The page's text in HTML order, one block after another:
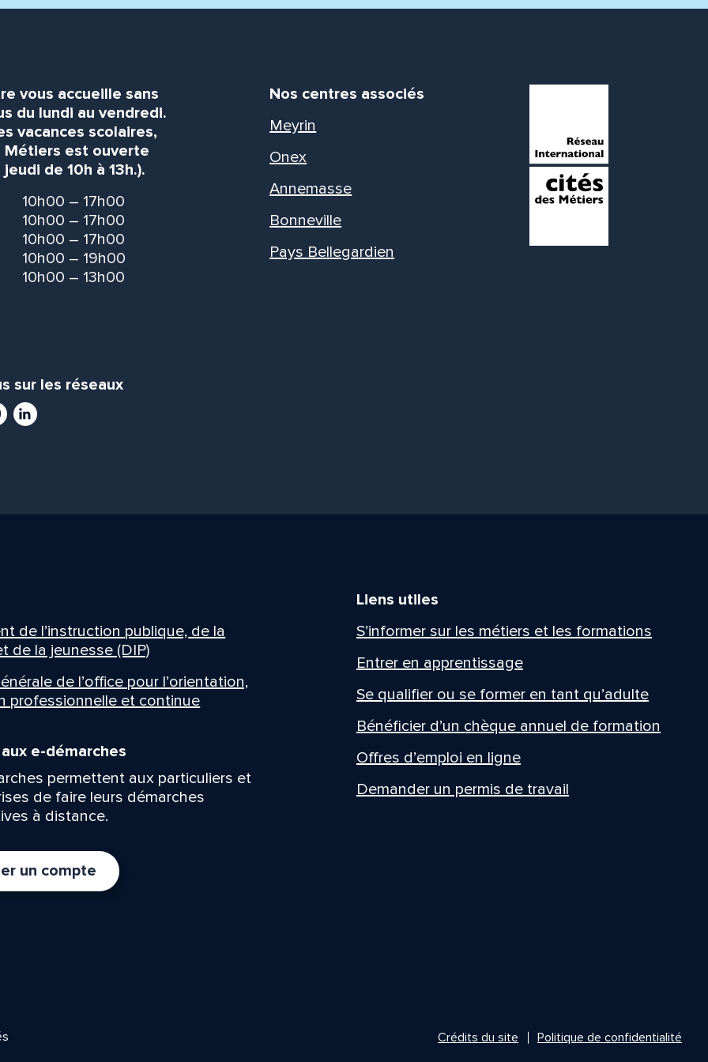
vous accueille sans
du lundi au vendredi.
vacances scolaires,
Métiers est ouverte
de 10h à 13h.).
10h00 – 17h00
10h00 – 17h00
10h00 – 17h00
10h00 – 19h00
10h00 – 13h00
sur les réseaux
LinkedIn
Nos centres associés
Meyrin
Onex
Annemasse
Bonneville
Pays Bellegardien
de l’instruction publique, de la
de la jeunesse (DIP)
de l’office pour l’orientation,
professionnelle et continue
e-démarches
permettent aux particuliers et
de faire leurs démarches
à distance.
un compte
Liens utiles
S’informer sur les métiers et les formations
Entrer en apprentissage
Se qualifier ou se former en tant qu’adulte
Bénéficier d’un chèque annuel de formation
Offres d’emploi en ligne
Demander un permis de travail
Crédits du site Politique de confidentialité